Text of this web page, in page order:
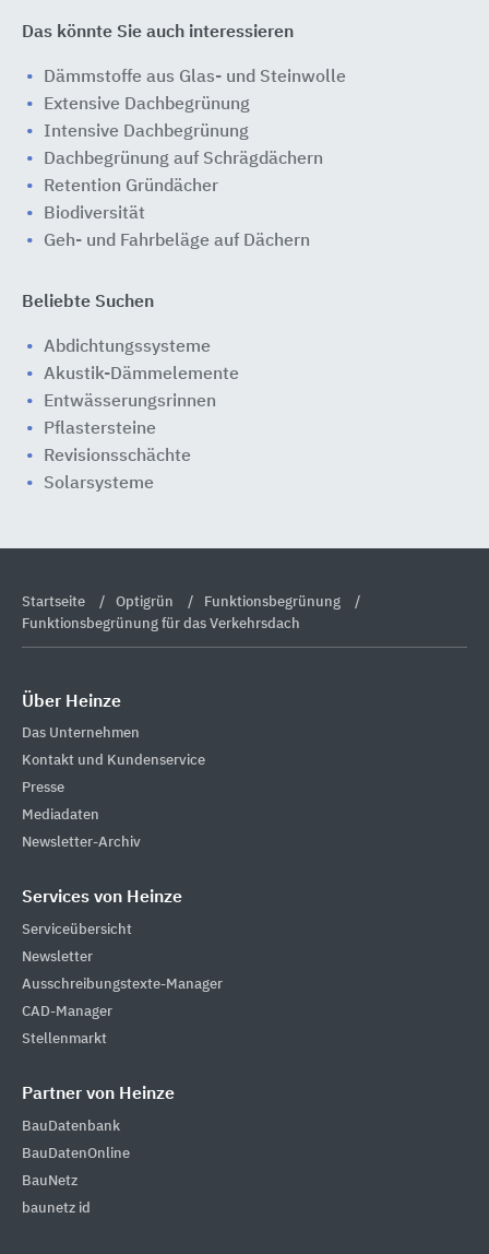
Das könnte Sie auch interessieren
Dämmstoffe aus Glas- und Steinwolle
Extensive Dachbegrünung
Intensive Dachbegrünung
Dachbegrünung auf Schrägdächern
Retention Gründächer
Biodiversität
Geh- und Fahrbeläge auf Dächern
Beliebte Suchen
Abdichtungssysteme
Akustik-Dämmelemente
Entwässerungsrinnen
Pflastersteine
Revisionsschächte
Solarsysteme
Startseite Optigrün
Funktionsbegrünung
Funktionsbegrünung für das Verkehrsdach
Über Heinze
Das Unternehmen
Kontakt und Kundenservice
Presse
Mediadaten
Newsletter-Archiv
Services von Heinze
Serviceübersicht
Newsletter
Ausschreibungstexte-Manager
CAD-Manager
Stellenmarkt
Partner von Heinze
BauDatenbank
BauDatenOnline
BauNetz
baunetz id